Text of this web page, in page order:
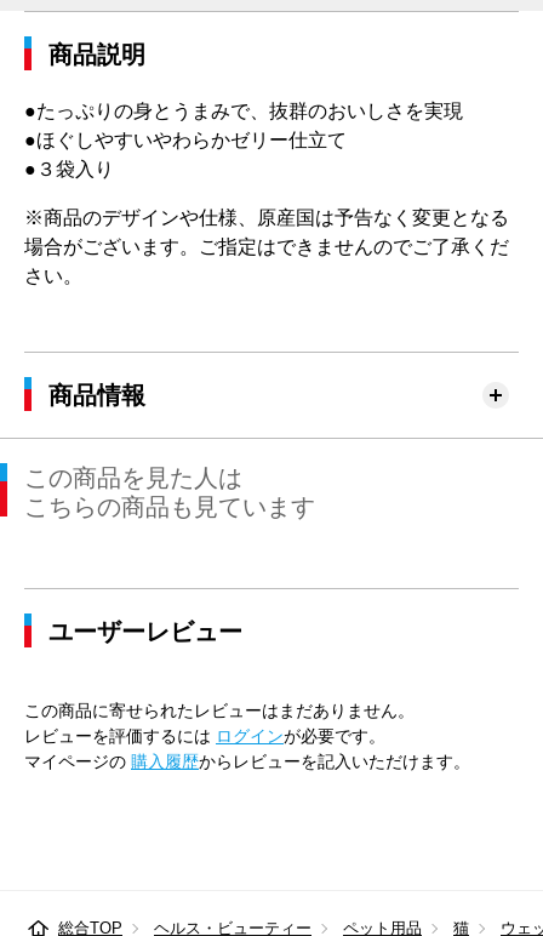
商品説明
●たっぷりの身とうまみで、抜群のおいしさを実現
●ほぐしやすいやわらかゼリー仕立て
●３袋入り
※商品のデザインや仕様、原産国は予告なく変更となる
場合がございます。ご指定はできませんのでご了承くだ
さい。
商品情報
この商品を見た人は
こちらの商品も見ています
ユーザーレビュー
この商品に寄せられたレビューはまだありません。
レビューを評価するには ログインが必要です。
マイページの 購入履歴からレビューを記入いただけます。
総合TOP ヘルス・ビューティー ペット用品 猫 ウェ